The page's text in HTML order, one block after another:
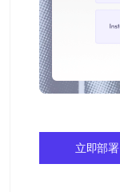
立即部署